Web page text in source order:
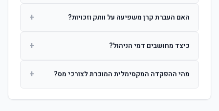
הרווחים. לאחר 6 שנים ניתן למשוך פטור ממס עד לתקרה
האם העברת קרן משפיעה על וותק וזכויות? +
החברות. הוותק ממשיך להיספר מיום ההפקדה הראשונה.
כיצד מחושבים דמי הניהול? +
ומתן על שיעורם בעת הצטרפות.
מהי ההפקדה המקסימלית המוכרת לצורכי מס? +